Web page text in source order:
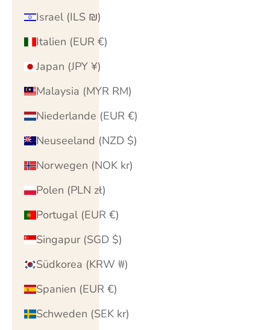
Israel (ILS ₪)
Italien (EUR €)
Japan (JPY ¥)
Malaysia (MYR RM)
Niederlande (EUR €)
Neuseeland (NZD $)
Norwegen (NOK kr)
Polen (PLN zł)
Portugal (EUR €)
Singapur (SGD $)
Südkorea (KRW ₩)
Spanien (EUR €)
Schweden (SEK kr)